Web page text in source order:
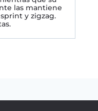
las mantiene
y zigzag.